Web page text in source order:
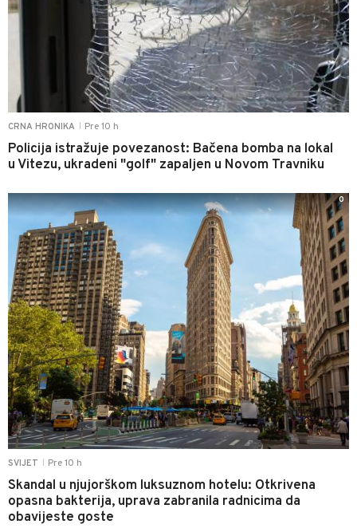
CRNA HRONIKA Pre 10 h
Policija istražuje povezanost: Bačena bomba na lokal
u Vitezu, ukradeni "golf" zapaljen u Novom Travniku
SVIJET Pre 10 h
Skandal u njujorškom luksuznom hotelu: Otkrivena
opasna bakterija, uprava zabranila radnicima da
obavijeste goste
0